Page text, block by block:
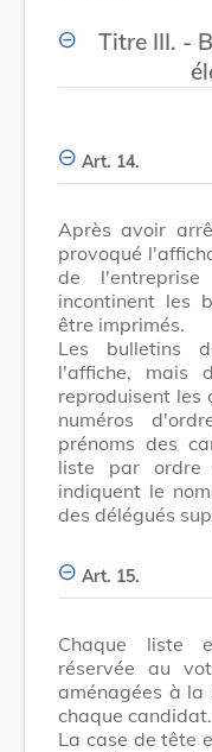
Titre III. -
Art. 14.
Après avoir
provoqué
de
incontinent les
être imprimés.
Les bulletins
l'affiche, mais
reproduisent les
numéros
prénoms des
liste par ordre
indiquent le
des délégués
Art. 15.
Chaque liste
réservée au
aménagées à la
chaque candidat.
La case de tête